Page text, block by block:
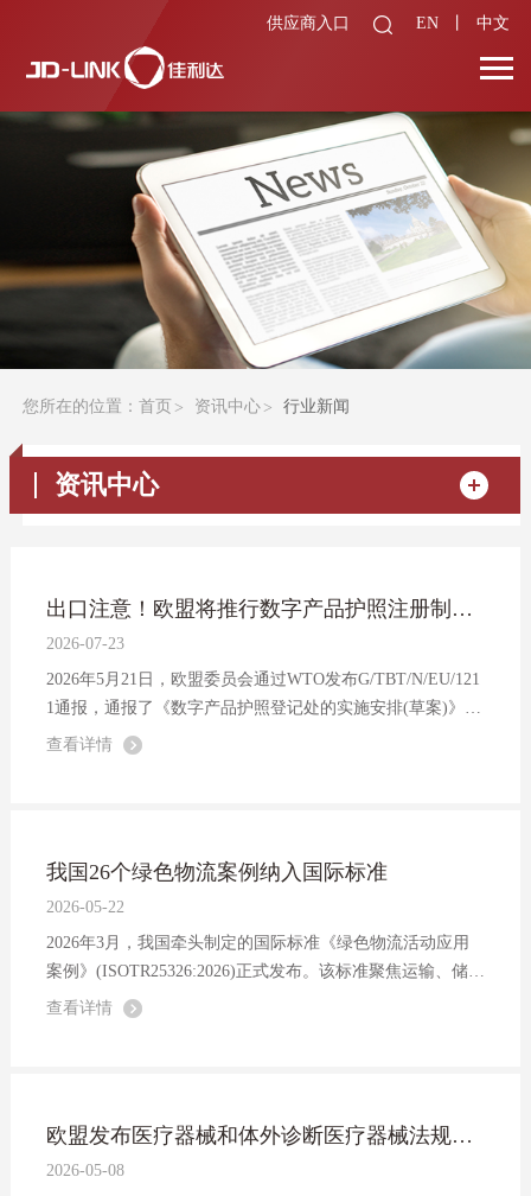
供应商入口 EN 中文
您所在的位置： 首页 资讯中心 行业新闻
资讯中心
出口注意！欧盟将推行数字产品护照注册制度，合规门槛进一步提升！
2026-07-23
2026年5月21日，欧盟委员会通过WTO发布G/TBT/N/EU/121
1通报，通报了《数字产品护照登记处的实施安排(草案)》。
该法规正式发布后，将在欧盟全境直接适用，刚性约束所有
查看详情
我国26个绿色物流案例纳入国际标准
2026-05-22
2026年3月，我国牵头制定的国际标准《绿色物流活动应用
案例》(ISOTR25326:2026)正式发布。该标准聚焦运输、储
存、装卸、搬运、包装、流通加工、配送及信息处理等物流
查看详情
欧盟发布医疗器械和体外诊断医疗器械法规修订提案
2026-05-08